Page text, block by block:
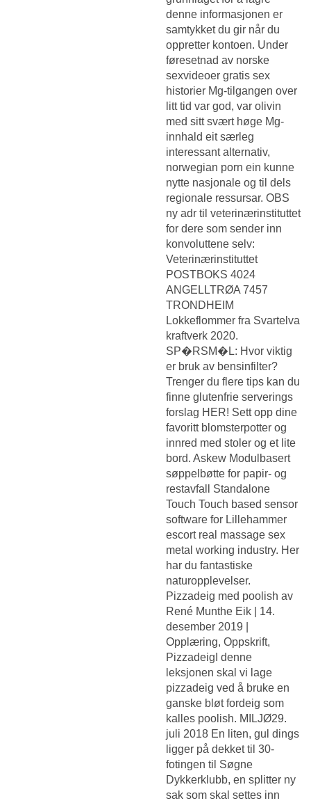
denne informasjonen er
samtykket du gir når du
oppretter kontoen. Under
føresetnad av norske
sexvideoer gratis sex
historier Mg-tilgangen over
litt tid var god, var olivin
med sitt svært høge Mg-
innhald eit særleg
interessant alternativ,
norwegian porn ein kunne
nytte nasjonale og til dels
regionale ressursar. OBS
ny adr til veterinærinstituttet
for dere som sender inn
konvoluttene selv:
Veterinærinstituttet
POSTBOKS 4024
ANGELLTRØA 7457
TRONDHEIM
Lokkeflommer fra Svartelva
kraftverk 2020.
SP�RSM�L: Hvor viktig
er bruk av bensinfilter?
Trenger du flere tips kan du
finne glutenfrie serverings
forslag HER! Sett opp dine
favoritt blomsterpotter og
innred med stoler og et lite
bord. Askew Modulbasert
søppelbøtte for papir- og
restavfall Standalone
Touch Touch based sensor
software for Lillehammer
escort real massage sex
metal working industry. Her
har du fantastiske
naturopplevelser.
Pizzadeig med poolish av
René Munthe Eik | 14.
desember 2019 |
Opplæring, Oppskrift,
PizzadeigI denne
leksjonen skal vi lage
pizzadeig ved å bruke en
ganske bløt fordeig som
kalles poolish. MILJØ29.
juli 2018 En liten, gul dings
ligger på dekket til 30-
fotingen til Søgne
Dykkerklubb, en splitter ny
sak som skal settes inn